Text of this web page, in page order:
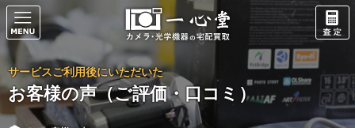
サービスご利用後にいただいた
お客様の声（ご評価・口コミ）